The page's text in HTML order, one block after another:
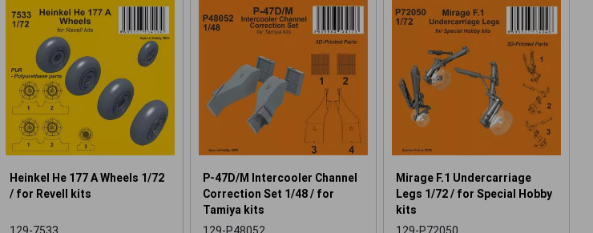
Heinkel He 177 A Wheels 1/72
/ for Revell kits
P-47D/M Intercooler Channel
Correction Set 1/48 / for
Tamiya kits
Mirage F.1 Undercarriage
Legs 1/72 / for Special Hobby
kits